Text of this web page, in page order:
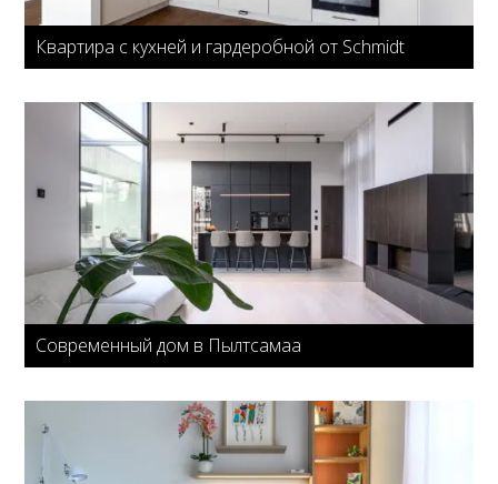
Квартира с кухней и гардеробной от Schmidt
Современный дом в Пылтсамаа